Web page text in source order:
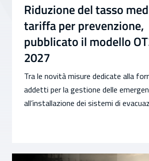
Riduzione del tasso
tariffa per prevenzione,
pubblicato il modello
2027
Tra le novità misure dedicate alla
addetti per la gestione delle
all’installazione dei sistemi di